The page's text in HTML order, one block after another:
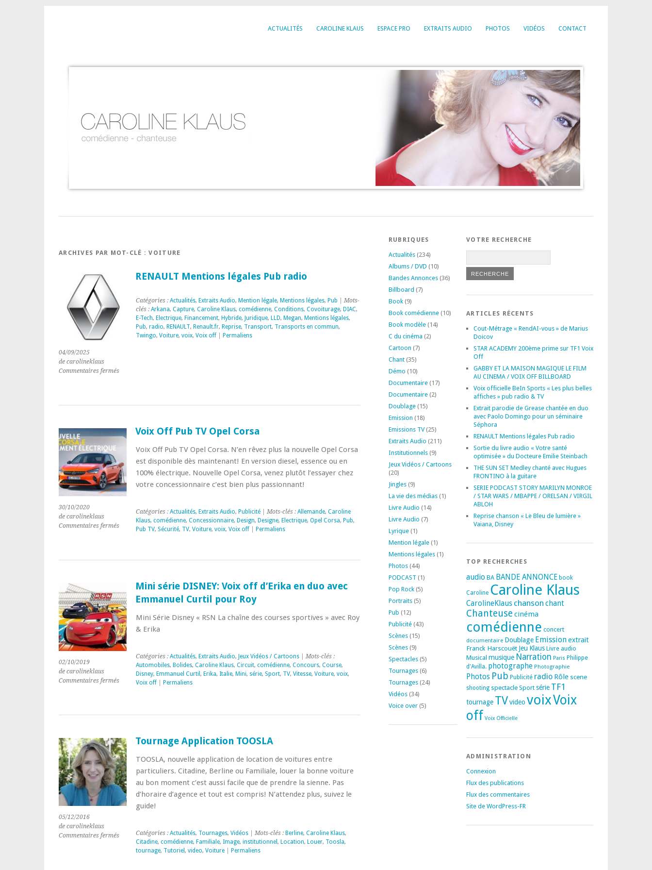
ACTUALITÉS CAROLINE KLAUS ESPACE PRO EXTRAITS AUDIO PHOTOS VIDÉOS CONTACT
ARCHIVES PAR MOT-CLÉ :VOITURE
04/09/2025
de carolineklaus
Commentaires ferméssur
Pub
RENAULT Mentions légales Pub radio
Catégories : Actualités, Extraits Audio, Mention légale, Mentions légales, Pub | Mots-
clés : Arkana, Capture, Caroline Klaus, comédienne, Conditions, Covoiturage, DIAC,
E-Tech, Electrique, Financement, Hybride, Juridique, LLD, Megan, Mentions légales,
Pub, radio, RENAULT, Renault.fr, Reprise, Transport, Transports en commun,
Twingo, Voiture, voix, Voix off| Permaliens
30/10/2020
de carolineklaus
Commentaires ferméssur
TV
Voix Off Pub TV Opel Corsa
Voix Off Pub TV Opel Corsa. N’en rêvez plus la nouvelle Opel Corsa
est disponible dès maintenant! En version diesel, essence ou en
100% électrique. Nouvelle Opel Corsa, venez plutôt l’essayer chez
votre concessionnaire c’est bien plus passionnant!
Catégories : Actualités, Extraits Audio, Publicité| Mots-clés : Allemande, Caroline
Klaus, comédienne, Concessionnaire, Design, Designe, Electrique, Opel Corsa, Pub,
Pub TV, Sécurité, TV, Voiture, voix, Voix off| Permaliens
02/10/2019
de carolineklaus
Commentaires ferméssur
Voix
en
duo
avec
Emmanuel
Curtil
pour
Roy
Mini série DISNEY: Voix off d’Erika en duo avec
Emmanuel Curtil pour Roy
Mini Série Disney « RSN La chaîne des courses sportives » avec Roy
& Erika
Catégories : Actualités, Extraits Audio, Jeux Vidéos / Cartoons| Mots-clés :
Automobiles, Bolides, Caroline Klaus, Circuit, comédienne, Concours, Course,
Disney, Emmanuel Curtil , Erika, Italie, Mini, série, Sport, TV, Vitesse, Voiture, voix,
Voix off| Permaliens
05/12/2016
de carolineklaus
Commentaires ferméssur
Tournage
Application
Tournage Application TOOSLA
TOOSLA, nouvelle application de location de voitures entre
particuliers. Citadine, Berline ou Familiale, louer la bonne voiture
au bon moment c’est aussi facile que de prendre la sienne. Pas
d’horaire d’agence et tout est compris! N’attendez plus, suivez le
guide!
Catégories : Actualités, Tournages, Vidéos| Mots-clés : Berline, Caroline Klaus,
Citadine, comédienne, Familiale, Image, institutionnel , Location, Louer, Toosla,
tournage, Tutoriel , video, Voiture| Permaliens
RUBRIQUES
Actualités(234)
Albums / DVD (10)
Bandes Annonces(36)
Billboard (7)
Book(9)
Book comédienne(10)
Book modèle(14)
C du cinéma (2)
Cartoon (7)
Chant(35)
Démo (10)
Documentaire(17)
Documentaire(2)
Doublage(15)
Emission (18)
Emissions TV(25)
Extraits Audio (211)
Institutionnels(9)
Jeux Vidéos / Cartoons
(20)
Jingles(9)
La vie des médias(1)
Livre Audio (14)
Livre Audio (7)
Lyrique(1)
Mention légale(1)
Mentions légales(1)
Photos(44)
PODCAST (1)
Pop Rock(5)
Portraits(5)
Pub (12)
Publicité(43)
Scènes(15)
Scènes(9)
Spectacles(5)
Tournages(6)
Tournages(24)
Vidéos(34)
Voice over(5)
VOTRE RECHERCHE
ARTICLES RÉCENTS
Cout-Métrage « RendAI-vous » de Marius
Doicov
STAR ACADEMY 200ème prime sur TF1 Voix
Off
GABBY ET LA MAISON MAGIQUE LE FILM
AU CINEMA / VOIX OFF BILLBOARD
Voix officielle BeIn Sports « Les plus belles
affiches » pub radio & TV
Extrait parodie de Grease chantée en duo
avec Paolo Domingo pour un séminaire
Séphora
RENAULT Mentions légales Pub radio
Sortie du livre audio « Votre santé
optimisée » du Docteure Emilie Steinbach
THE SUN SET Medley chanté avec Hugues
FRONTINO à la guitare
SERIE PODCAST STORY MARILYN MONROE
/ STAR WARS / MBAPPE / ORELSAN / VIRGIL
ABLOH
Reprise chanson « Le Bleu de lumière »
Vaiana, Disney
TOP RECHERCHES
audio BA BANDE ANNONCE book
Caroline Caroline Klaus
CarolineKlaus chanson chant
Chanteuse cinéma
comédienne concert
documentaire Doublage Emissionextrait
Franck Harscouët Jeu Klaus Livre audio
Musical musique Narration Paris Philippe
d'Avilla. photographe Photographie
Photos Pub Publicité radio Rôle scene
shooting spectacle Sport série TF1
tournage TVvideo voixVoix
off Voix Officielle
ADMINISTRATION
Connexion
Flux des publications
Flux des commentaires
Site de WordPress-FR